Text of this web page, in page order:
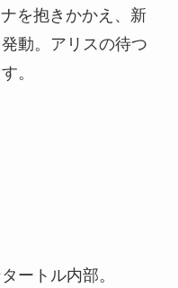
を抱きかかえ、新
動。アリスの待つ
。
ートル内部。